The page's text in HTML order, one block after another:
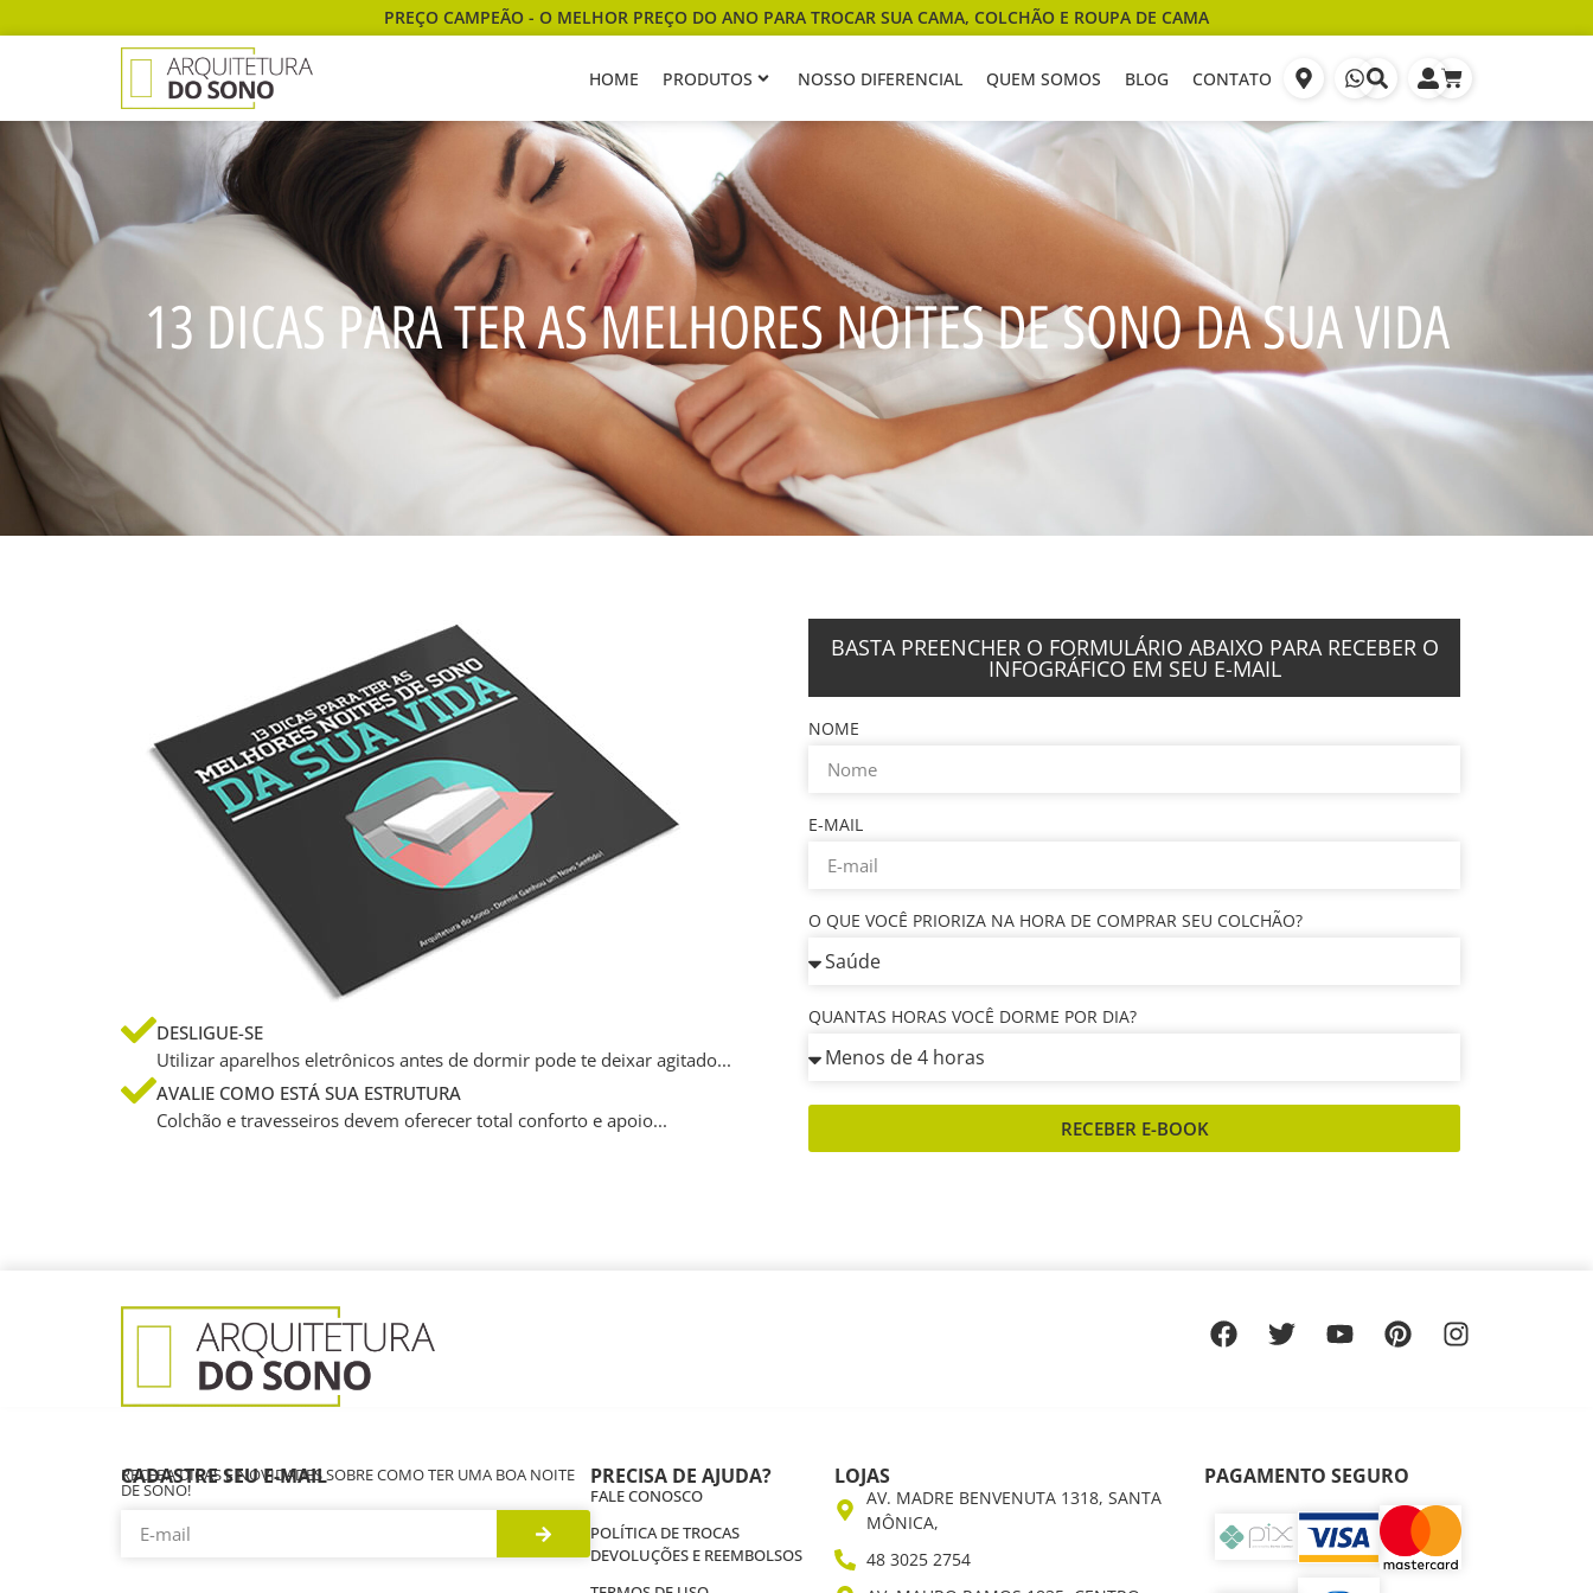
PREÇO CAMPEÃO - O MELHOR PREÇO DO ANO PARA TROCAR SUA CAMA, COLCHÃO E ROUPA DE CAMA
HOME PRODUTOS NOSSO DIFERENCIAL QUEM SOMOS BLOG CONTATO
13 DICAS PARA TER AS MELHORES NOITES DE SONO DA SUA VIDA
DESLIGUE-SE
Utilizar aparelhos eletrônicos antes de dormir pode te deixar agitado...
AVALIE COMO ESTÁ SUA ESTRUTURA
Colchão e travesseiros devem oferecer total conforto e apoio...
BASTA PREENCHER O FORMULÁRIO ABAIXO PARA RECEBER O
INFOGRÁFICO EM SEU E-MAIL
NOME
E-MAIL
O QUE VOCÊ PRIORIZA NA HORA DE COMPRAR SEU COLCHÃO?
QUANTAS HORAS VOCÊ DORME POR DIA?
RECEBER E-BOOK
CADASTRE SEU E-MAIL
RECEBA DICAS E NOVIDADES SOBRE COMO TER UMA BOA NOITE
DE SONO!
PRECISA DE AJUDA?
FALE CONOSCO
POLÍTICA DE TROCAS
DEVOLUÇÕES E REEMBOLSOS
LOJAS
AV. MADRE BENVENUTA 1318, SANTA
MÔNICA,
48 3025 2754
PAGAMENTO SEGURO